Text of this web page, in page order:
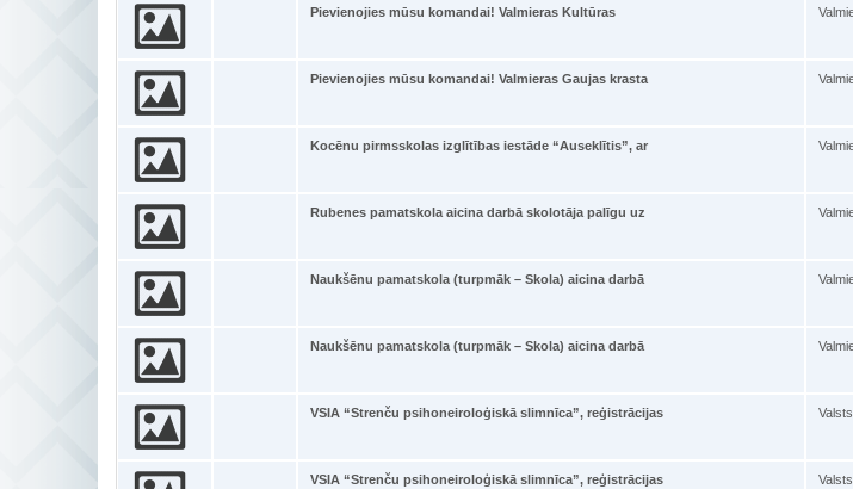
Pievienojies mūsu komandai! Valmieras Kultūras
Pievienojies mūsu komandai! Valmieras Gaujas krasta
Kocēnu pirmsskolas izglītības iestāde “Auseklītis”, ar
Rubenes pamatskola aicina darbā skolotāja palīgu uz
Naukšēnu pamatskola (turpmāk – Skola) aicina darbā
Naukšēnu pamatskola (turpmāk – Skola) aicina darbā
VSIA “Strenču psihoneiroloģiskā slimnīca”, reģistrācijas
VSIA “Strenču psihoneiroloģiskā slimnīca”, reģistrācijas